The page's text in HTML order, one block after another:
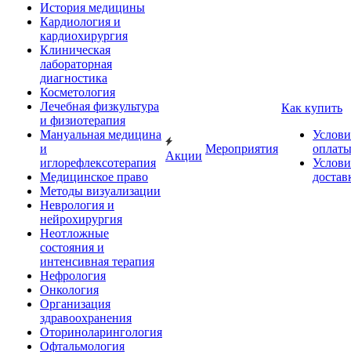
История медицины
Кардиология и
кардиохирургия
Клиническая
лабораторная
диагностика
Косметология
Лечебная физкультура
и физиотерапия
Мануальная медицина
и
иглорефлексотерапия
Медицинское право
Методы визуализации
Неврология и
нейрохирургия
Неотложные
состояния и
интенсивная терапия
Нефрология
Онкология
Организация
здравоохранения
Оториноларингология
Офтальмология
Акции
Мероприятия
Как купить
оплаты